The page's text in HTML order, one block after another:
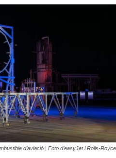
d’aviació | Foto d’easyJet i Rolls-Royce